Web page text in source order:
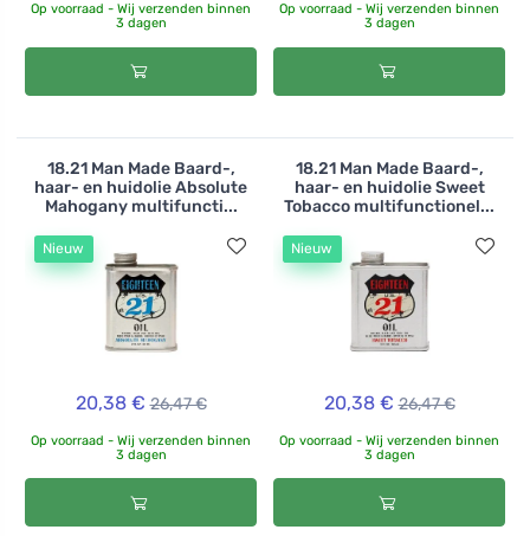
Op voorraad - Wij verzenden binnen
3 dagen
Op voorraad - Wij verzenden binnen
3 dagen
18.21 Man Made Baard-,
haar- en huidolie Absolute
Mahogany multifuncti...
Nieuw
20,38 € 26,47 €
Op voorraad - Wij verzenden binnen
3 dagen
18.21 Man Made Baard-,
haar- en huidolie Sweet
Tobacco multifunctionel...
Nieuw
20,38 € 26,47 €
Op voorraad - Wij verzenden binnen
3 dagen